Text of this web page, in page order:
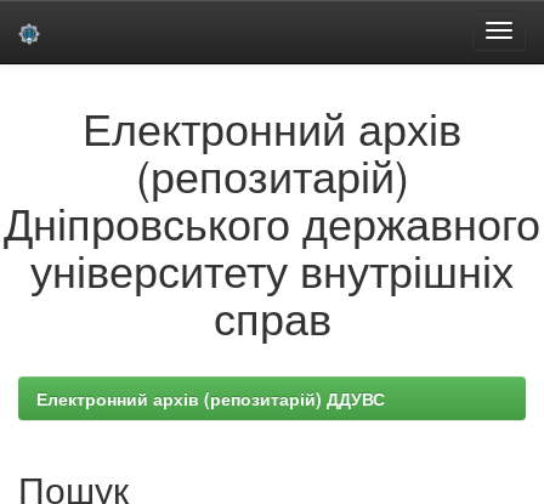
Електронний архів
(репозитарій)
Дніпровського державного
університету внутрішніх
справ
Електронний архів (репозитарій) ДДУВС
Пошук